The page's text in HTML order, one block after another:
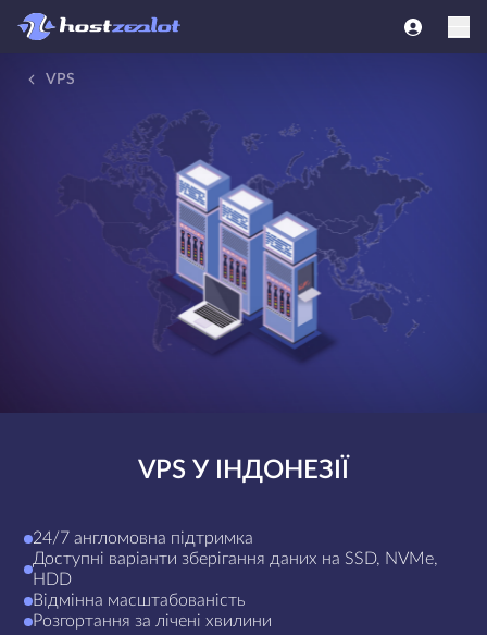
VPS
VPS У ІНДОНЕЗІЇ
24/7 англомовна підтримка
Доступні варіанти зберігання даних на SSD, NVMe,
HDD
Відмінна масштабованість
Розгортання за лічені хвилини